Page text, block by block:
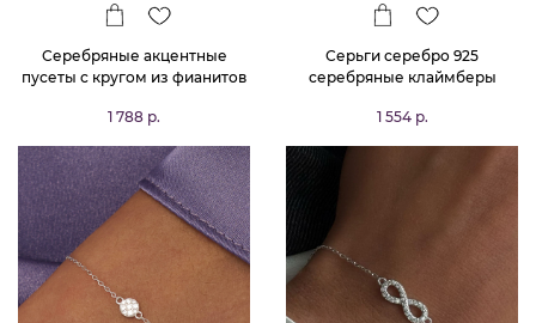
Серебряные акцентные
пусеты с кругом из фианитов
1 788 р.
Серьги серебро 925
серебряные клаймберы
1 554 р.